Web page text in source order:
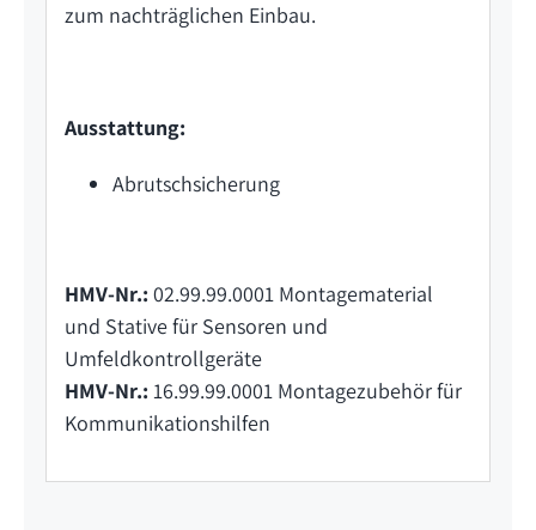
zum nachträglichen Einbau.
Ausstattung:
Abrutschsicherung
HMV-Nr.: 02.99.99.0001 Montagematerial
und Stative für Sensoren und
Umfeldkontrollgeräte
HMV-Nr.: 16.99.99.0001 Montagezubehör für
Kommunikationshilfen